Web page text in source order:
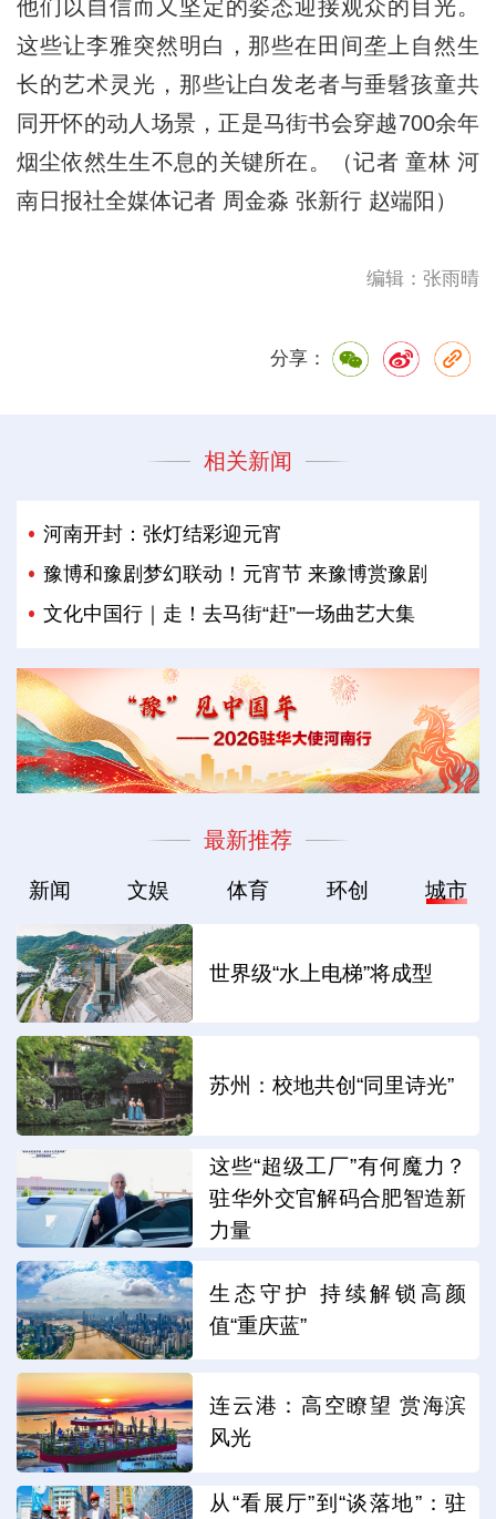
他们以自信而又坚定的姿态迎接观众的目光。
这些让李雅突然明白，那些在田间垄上自然生
长的艺术灵光，那些让白发老者与垂髫孩童共
同开怀的动人场景，正是马街书会穿越700余年
烟尘依然生生不息的关键所在。（记者 童林 河
南日报社全媒体记者 周金淼 张新行 赵端阳）
编辑：张雨晴
分享：
相关新闻
河南开封：张灯结彩迎元宵
豫博和豫剧梦幻联动！元宵节 来豫博赏豫剧
文化中国行｜走！去马街“赶”一场曲艺大集
最新推荐
新闻 文娱 体育 环创 城市
世界级“水上电梯”将成型
苏州：校地共创“同里诗光”
这些“超级工厂”有何魔力？
驻华外交官解码合肥智造新
力量
生态守护 持续解锁高颜
值“重庆蓝”
连云港：高空瞭望 赏海滨
风光
从“看展厅”到“谈落地”：驻